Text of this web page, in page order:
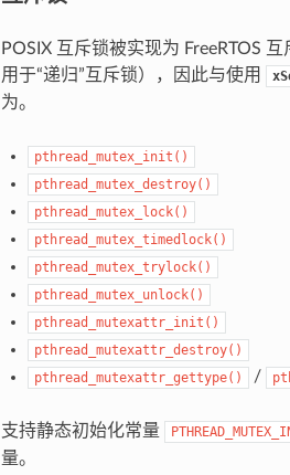
POSIX 互斥锁被实现为 FreeRTOS
用于“递归”互斥锁），因此与使用
为。
pthread_mutex_init()
pthread_mutex_destroy()
pthread_mutex_lock()
pthread_mutex_timedlock()
pthread_mutex_trylock()
pthread_mutex_unlock()
pthread_mutexattr_init()
pthread_mutexattr_destroy()
pthread_mutexattr_gettype()
/
支持静态初始化常量
量。